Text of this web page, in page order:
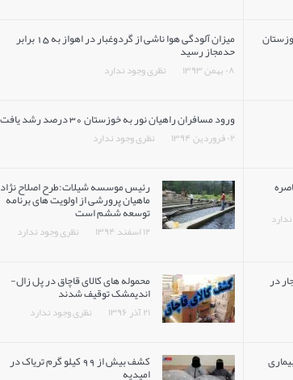
میزان آلودگی هوا ناشی از گردوغبار در اهواز به 15 برابر
حدمجاز رسید
۰۸ بهمن ۱۳۹۳ نظری وجود ندارد
ورود مسافران راهیان نور به خوزستان 30 درصد رشد یافت
۰۲ فروردین ۱۳۹۴ نظری وجود ندارد
رئیس موسسه شیلات:طرح اصلاح نژاد
ماهیان پرورشی از اولویت های برنامه
توسعه ششم است
۱۲ اسفند ۱۳۹۴ نظری وجود ندارد
محموله های کالای قاچاق در پل زال-
اندیمشک توقیف شدند
۲۱ آذر ۱۳۹۶ نظری وجود ندارد
در
کشف بيش از 99 کيلو گرم ترياک در
اميديه